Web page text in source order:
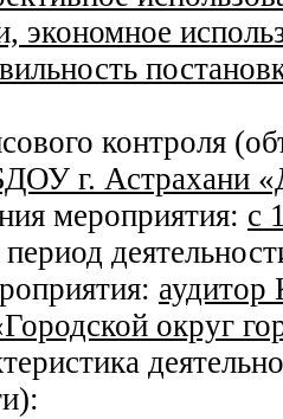
экономное
контроля
г. Астрахани
мероприятия: с
аудитор
округ